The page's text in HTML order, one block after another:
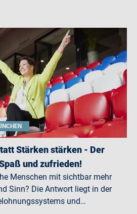
Stärken stärken - Der
und zufrieden!
Menschen mit sichtbar mehr
Sinn? Die Antwort liegt in der
und…